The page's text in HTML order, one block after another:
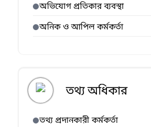
অভিযোগ প্রতিকার ব্যবস্থা
অনিক ও আপিল কর্মকর্তা
তথ্য অধিকার
তথ্য প্রদানকারী কর্মকর্তা